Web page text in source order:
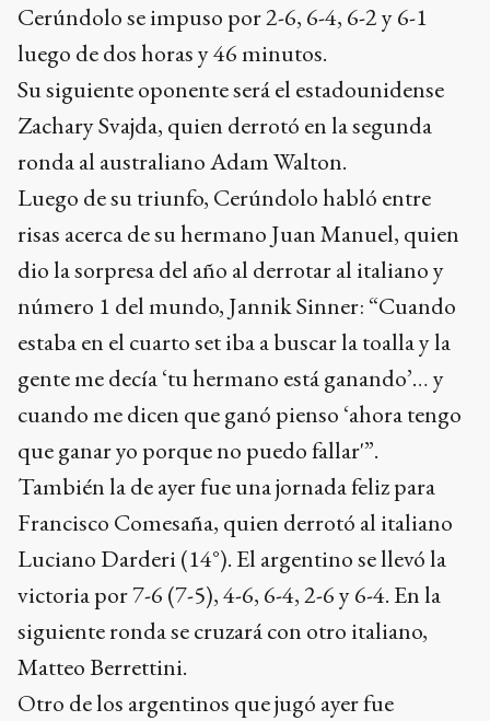
Cerúndolo se impuso por 2-6, 6-4, 6-2 y 6-1
luego de dos horas y 46 minutos.
Su siguiente oponente será el estadounidense
Zachary Svajda, quien derrotó en la segunda
ronda al australiano Adam Walton.
Luego de su triunfo, Cerúndolo habló entre
risas acerca de su hermano Juan Manuel, quien
dio la sorpresa del año al derrotar al italiano y
número 1 del mundo, Jannik Sinner: “Cuando
estaba en el cuarto set iba a buscar la toalla y la
gente me decía ‘tu hermano está ganando’… y
cuando me dicen que ganó pienso ‘ahora tengo
que ganar yo porque no puedo fallar'”.
También la de ayer fue una jornada feliz para
Francisco Comesaña, quien derrotó al italiano
Luciano Darderi (14°). El argentino se llevó la
victoria por 7-6 (7-5), 4-6, 6-4, 2-6 y 6-4. En la
siguiente ronda se cruzará con otro italiano,
Matteo Berrettini.
Otro de los argentinos que jugó ayer fue